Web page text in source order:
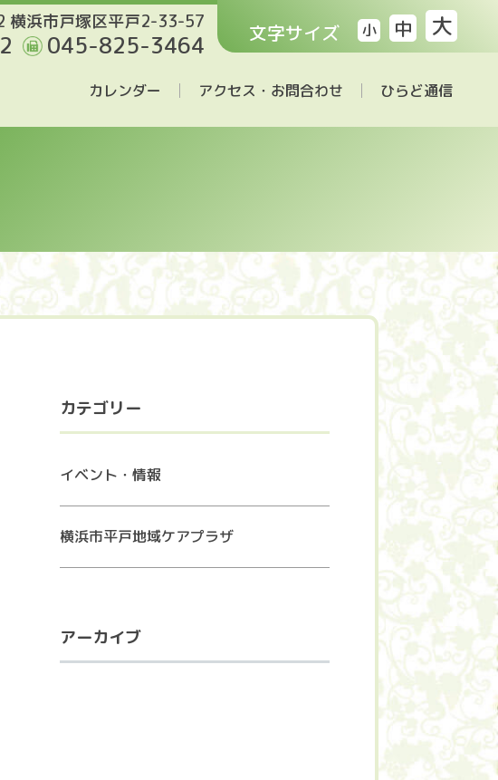
カレンダー アクセス・お問合わせ ひらど通信
横浜市戸塚区平戸2-33-57
045-825-3464 文字サイズ 小 中 大
カテゴリー
イベント・情報
横浜市平戸地域ケアプラザ
アーカイブ